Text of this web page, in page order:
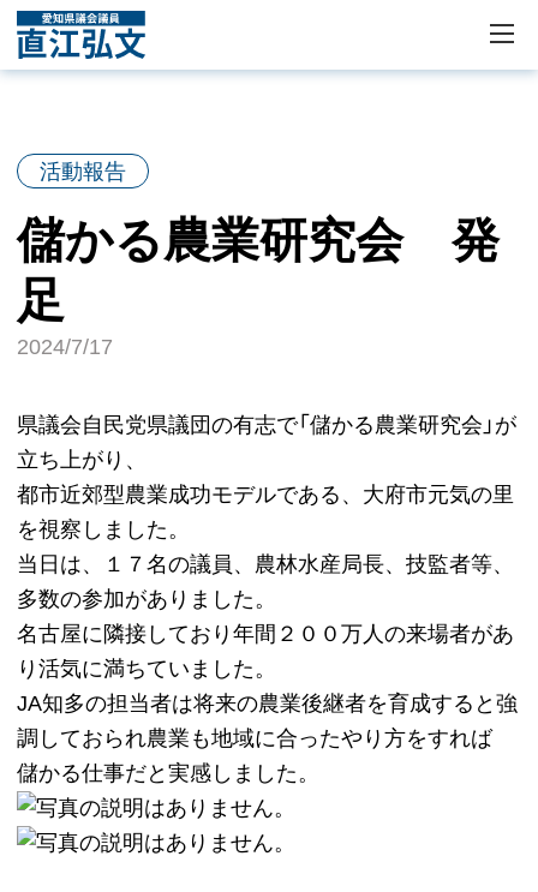
活動報告
儲かる農業研究会 発
足
2024/7/17
県議会自民党県議団の有志で「儲かる農業研究会」が
立ち上がり、
都市近郊型農業成功モデルである、大府市元気の里
を視察しました。
当日は、１７名の議員、農林水産局長、技監者等、
多数の参加がありました。
名古屋に隣接しており年間２００万人の来場者があ
り活気に満ちていました。
JA知多の担当者は将来の農業後継者を育成すると強
調しておられ農業も地域に合ったやり方をすれば
儲かる仕事だと実感しました。